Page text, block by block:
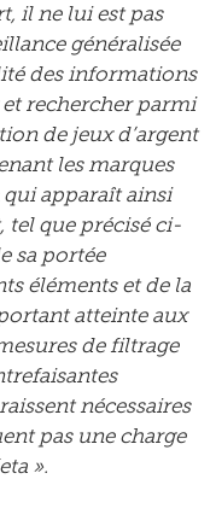
il ne lui est pas
généralisée
des informations
rechercher parmi
de jeux d’argent
les marques
apparaît ainsi
tel que précisé ci-
sa portée
éléments et de la
atteinte aux
de filtrage
nécessaires
pas une charge
».